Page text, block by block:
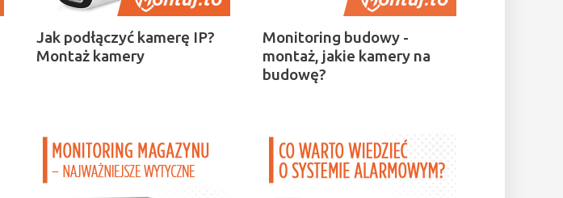
Jak podłączyć kamerę IP?
Montaż kamery
Monitoring budowy -
montaż, jakie kamery na
budowę?